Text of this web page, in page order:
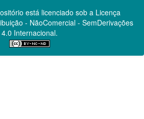
está licenciado sob a Licença
- NãoComercial - SemDerivações
4.0 Internacional.